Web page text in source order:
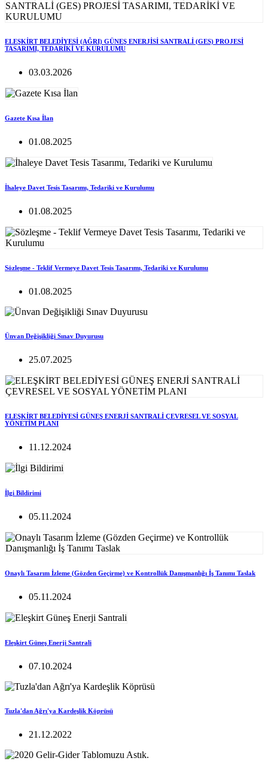
ELEŞKİRT BELEDİYESİ (AĞRI) GÜNEŞ ENERJİSİ SANTRALİ (GES) PROJESİ
TASARIMI, TEDARİKİ VE KURULUMU
03.03.2026
Gazete Kısa İlan
01.08.2025
İhaleye Davet Tesis Tasarımı, Tedariki ve Kurulumu
01.08.2025
Sözleşme - Teklif Vermeye Davet Tesis Tasarımı, Tedariki ve Kurulumu
01.08.2025
Ünvan Değişikliği Sınav Duyurusu
25.07.2025
ELEŞKİRT BELEDİYESİ GÜNEŞ ENERJİ SANTRALİ ÇEVRESEL VE SOSYAL
YÖNETİM PLANI
11.12.2024
İlgi Bildirimi
05.11.2024
Onaylı Tasarım İzleme (Gözden Geçirme) ve Kontrollük Danışmanlığı İş Tanımı Taslak
05.11.2024
Eleşkirt Güneş Enerji Santrali
07.10.2024
Tuzla'dan Ağrı'ya Kardeşlik Köprüsü
21.12.2022